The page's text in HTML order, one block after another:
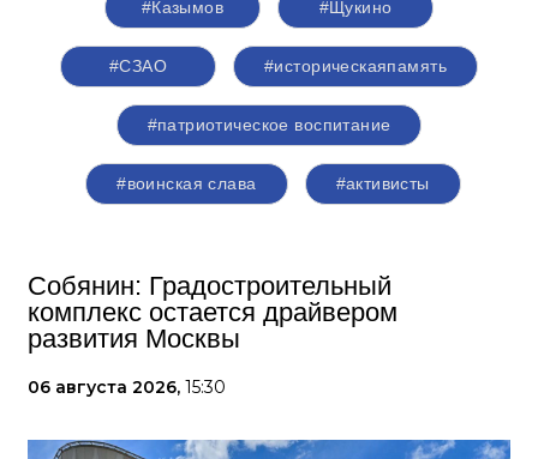
#Казымов #Щукино
#СЗАО #историческаяпамять
#патриотическое воспитание
#воинская слава #активисты
Собянин: Градостроительный
комплекс остается драйвером
развития Москвы
06 августа 2026, 15:30